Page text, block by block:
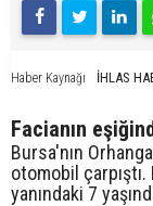
Haber Kaynağı İHLAS
Facianın
Bursa'nın
otomobil
yanındaki 7